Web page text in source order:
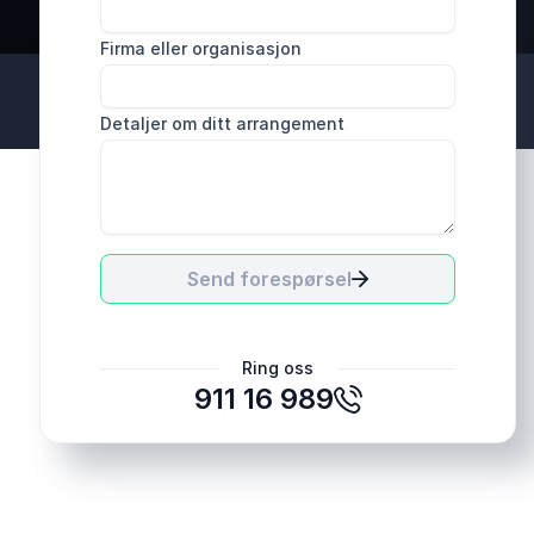
Firma eller organisasjon
Detaljer om ditt arrangement
Send forespørsel
Ring oss
911 16 989